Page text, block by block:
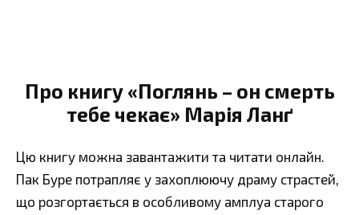
Про книгу «Поглянь – он смерть
тебе чекає» Марія Ланґ
Цю книгу можна завантажити та читати онлайн.
Пак Буре потрапляє у захоплюючу драму страстей,
що розгортається в особливому амплуа старого